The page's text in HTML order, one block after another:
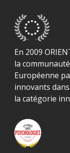
En 2009
la communauté
Européenne
innovants dans
la catégorie